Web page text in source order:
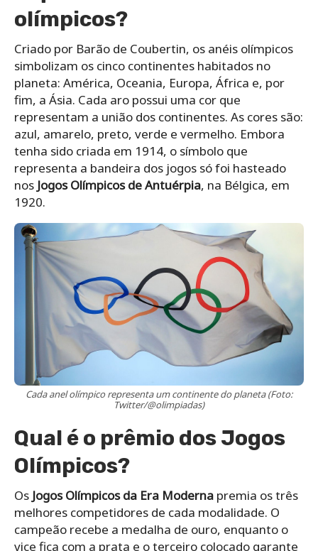
olímpicos?
Criado por Barão de Coubertin, os anéis olímpicos
simbolizam os cinco continentes habitados no
planeta: América, Oceania, Europa, África e, por
fim, a Ásia. Cada aro possui uma cor que
representam a união dos continentes. As cores são:
azul, amarelo, preto, verde e vermelho. Embora
tenha sido criada em 1914, o símbolo que
representa a bandeira dos jogos só foi hasteado
nos Jogos Olímpicos de Antuérpia, na Bélgica, em
1920.
Cada anel olímpico representa um continente do planeta (Foto:
Twitter/@olimpiadas)
Qual é o prêmio dos Jogos
Olímpicos?
Os Jogos Olímpicos da Era Moderna premia os três
melhores competidores de cada modalidade. O
campeão recebe a medalha de ouro, enquanto o
vice fica com a prata e o terceiro colocado garante